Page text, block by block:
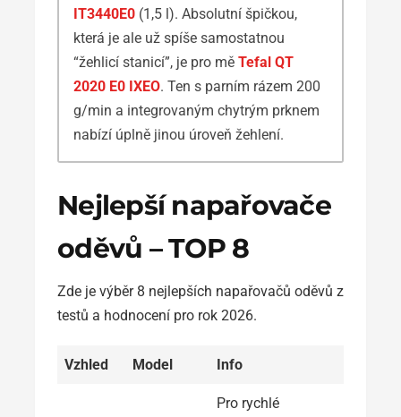
IT3440E0 (1,5 l). Absolutní špičkou,
která je ale už spíše samostatnou
“žehlicí stanicí”, je pro mě Tefal QT
2020 E0 IXEO. Ten s parním rázem 200
g/min a integrovaným chytrým prknem
nabízí úplně jinou úroveň žehlení.
Nejlepší napařovače
oděvů – TOP 8
Zde je výběr 8 nejlepších napařovačů oděvů z
testů a hodnocení pro rok 2026.
Vzhled Model Info
Pro rychlé